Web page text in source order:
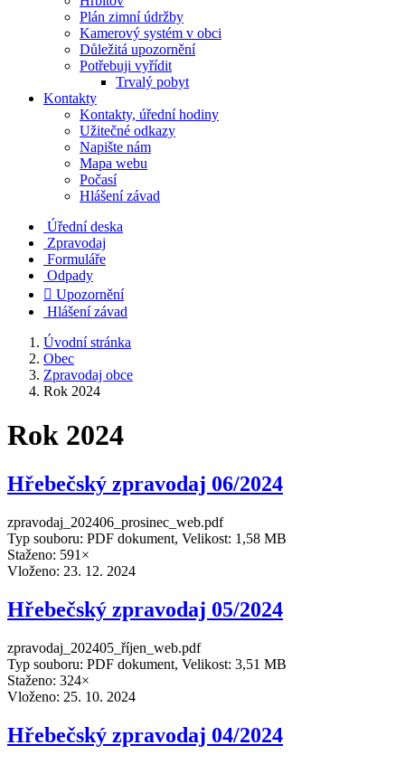
Plán zimní údržby
Kamerový systém v obci
Důležitá upozornění
Potřebuji vyřídit
Trvalý pobyt
Kontakty
Kontakty, úřední hodiny
Užitečné odkazy
Napište nám
Mapa webu
Počasí
Hlášení závad
Úřední deska
Zpravodaj
Formuláře
Odpady
 Upozornění
Hlášení závad
Úvodní stránka
Obec
Zpravodaj obce
Rok 2024
Rok 2024
Hřebečský zpravodaj 06/2024
zpravodaj_202406_prosinec_web.pdf
Typ souboru: PDF dokument, Velikost: 1,58 MB
Staženo: 591×
Vloženo: 23. 12. 2024
Hřebečský zpravodaj 05/2024
zpravodaj_202405_říjen_web.pdf
Typ souboru: PDF dokument, Velikost: 3,51 MB
Staženo: 324×
Vloženo: 25. 10. 2024
Hřebečský zpravodaj 04/2024